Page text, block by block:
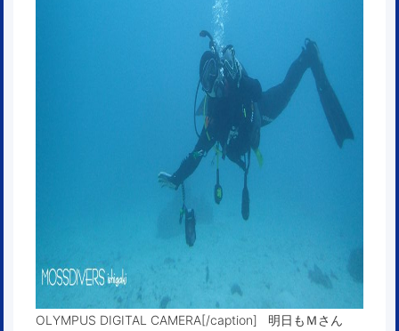
OLYMPUS DIGITAL CAMERA[/caption] 明日もＭさん